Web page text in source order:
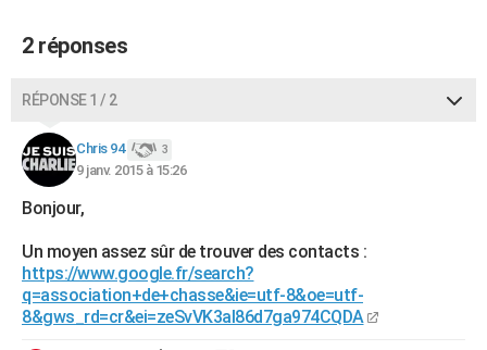
Carte de Noël
Carte Bonne année
Carte Saint-Valentin
Carte Pâques
Carte d'anniversaire
DICTIONNAIRE
Dictionnaire
Biographies
Citations
Expressions
Proverbes
PROGRAMME TV
COPAINS D'AVANT
S'inscrire
Se connecter
Lycées
Collèges
Primaires
Universités
Entreprises
Service militaire
Avis de recherche
Bricolage
Lifestyle
Culture
Sport
Auto
Television
Voyage
Cinema
2 réponses
RÉPONSE 1 / 2
Chris 94 3
9 janv. 2015 à 15:26
Bonjour,
Un moyen assez sûr de trouver des contacts :
https://www.google.fr/search?
q=association+de+chasse&ie=utf-8&oe=utf-
8&gws_rd=cr&ei=zeSvVK3aI86d7ga974CQDA